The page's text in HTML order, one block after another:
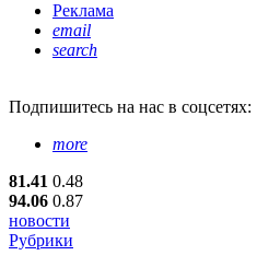
Реклама
email
search
Подпишитесь на нас в соцсетях:
more
81.41 0.48
94.06 0.87
новости
Рубрики